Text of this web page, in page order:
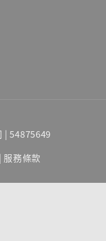
| 54875649
| 服務條款